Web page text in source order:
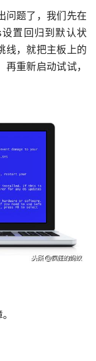
题了，我们先在
置回归到默认状
线，就把主板上的
重新启动试试，